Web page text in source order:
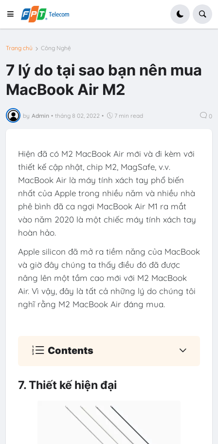
Trang chủ Công Nghệ
7 lý do tại sao bạn nên mua
MacBook Air M2
by Admin • tháng 8 02, 2022 • 7 min read 0
Hiện đã có M2 MacBook Air mới và đi kèm với
thiết kế cập nhật, chip M2, MagSafe, v.v.
MacBook Air là máy tính xách tay phổ biến
nhất của Apple trong nhiều năm và nhiều nhà
phê bình đã ca ngợi MacBook Air M1 ra mắt
vào năm 2020 là một chiếc máy tính xách tay
hoàn hảo.
Apple silicon đã mở ra tiềm năng của MacBook
và giờ đây chúng ta thấy điều đó đã được
nâng lên một tầm cao mới với M2 MacBook
Air. Vì vậy, đây là tất cả những lý do chúng tôi
nghĩ rằng M2 MacBook Air đáng mua.
Contents
7. Thiết kế hiện đại